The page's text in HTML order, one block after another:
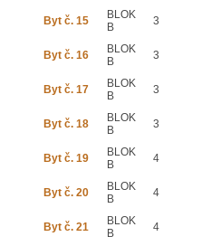
Byt č. 15
BLOK
B
3
Byt č. 16
BLOK
B
3
Byt č. 17
BLOK
B
3
Byt č. 18
BLOK
B
3
Byt č. 19
BLOK
B
4
Byt č. 20
BLOK
B
4
Byt č. 21
BLOK
B
4